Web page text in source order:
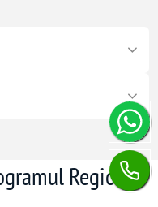
Regional